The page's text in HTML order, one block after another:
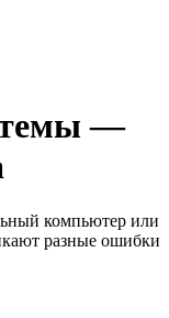
—
компьютер или
разные ошибки